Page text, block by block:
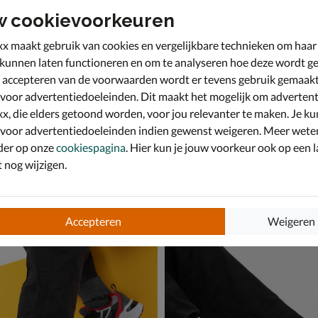
cookievoorkeuren
maakt gebruik van cookies en vergelijkbare technieken om
laten functioneren en om te analyseren hoe deze wordt
van de voorwaarden wordt er tevens gebruik
advertentiedoeleinden. Dit maakt het mogelijk om
die elders getoond worden, voor jou relevanter te maken. Je
advertentiedoeleinden indien gewenst weigeren. Meer
op onzecookiespagina . Hier kun je jouw voorkeur ook op een
wijzigen.
Accepteren Weigeren